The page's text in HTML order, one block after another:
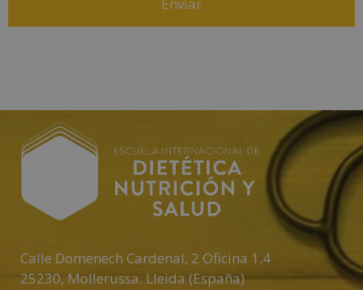
Calle Domenech Cardenal, 2 Oficina 1.4
25230, Mollerussa. Lleida (España)